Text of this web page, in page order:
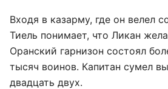
Входя в казарму, где он велел
Тиель понимает, что Ликан
Оранский гарнизон состоял
тысяч воинов. Капитан сумел
двадцать двух.